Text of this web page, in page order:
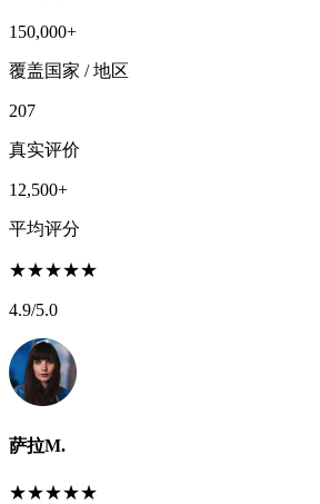
150,000+
覆盖国家 / 地区
207
真实评价
12,500+
平均评分
★★★★★
4.9/5.0
萨拉M.
★★★★★